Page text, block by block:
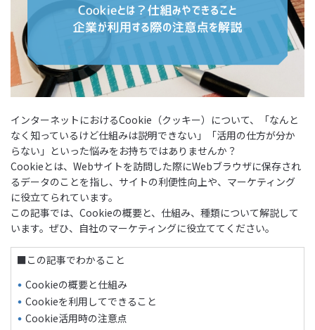
インターネットにおけるCookie（クッキー）について、「なんと
なく知っているけど仕組みは説明できない」「活用の仕方が分か
らない」といった悩みをお持ちではありませんか？
Cookieとは、Webサイトを訪問した際にWebブラウザに保存され
るデータのことを指し、サイトの利便性向上や、マーケティング
に役立てられています。
この記事では、Cookieの概要と、仕組み、種類について解説して
います。ぜひ、自社のマーケティングに役立ててください。
■この記事でわかること
Cookieの概要と仕組み
Cookieを利用してできること
Cookie活用時の注意点